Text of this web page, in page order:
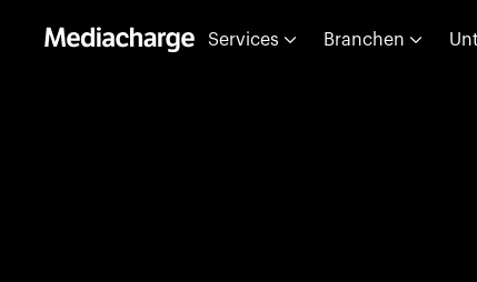
Services Branchen